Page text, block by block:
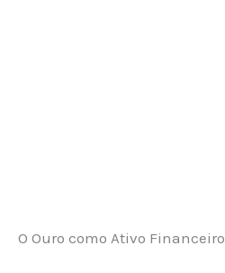
O Ouro como Ativo Financeiro